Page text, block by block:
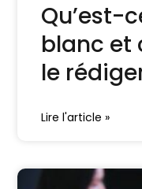
Qu’est-
blanc et
le
Lire l'article »